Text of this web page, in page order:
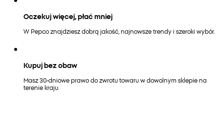
Oczekuj więcej, płać mniej
W Pepco znajdziesz dobrą jakość, najnowsze trendy i szeroki wybór.
Kupuj bez obaw
Masz 30-dniowe prawo do zwrotu towaru w dowolnym sklepie na
terenie kraju.